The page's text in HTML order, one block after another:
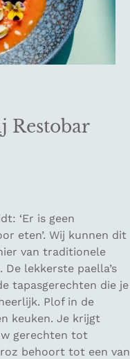
Restobar
‘Er is geen
eten’. Wij kunnen dit
van traditionele
lekkerste paella’s
tapasgerechten die je
Plof in de
keuken. Je krijgt
gerechten tot
behoort tot een van